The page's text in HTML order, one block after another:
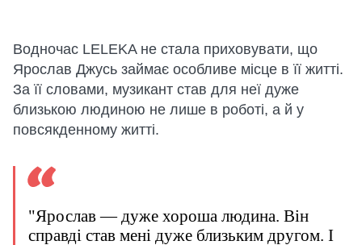
Водночас LELEKA не стала приховувати, що
Ярослав Джусь займає особливе місце в її житті.
За її словами, музикант став для неї дуже
близькою людиною не лише в роботі, а й у
повсякденному житті.
"Ярослав — дуже хороша людина. Він
справді став мені дуже близьким другом. І